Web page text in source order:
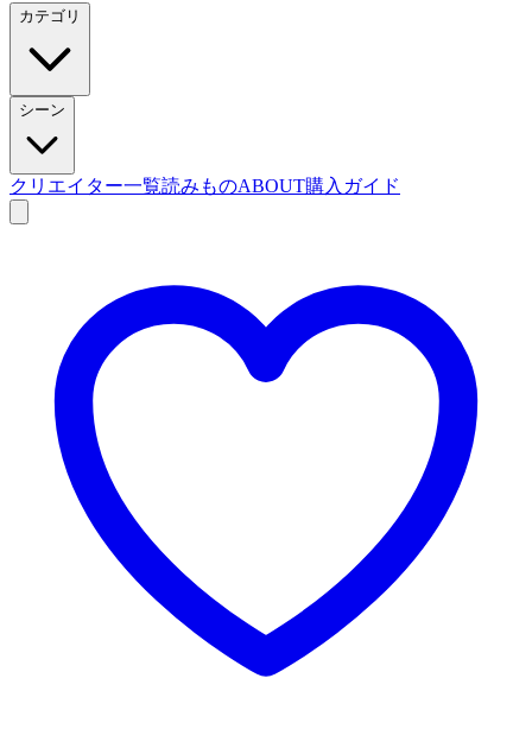
カテゴリ
シーン
クリエイター一覧読みものABOUT購入ガイド